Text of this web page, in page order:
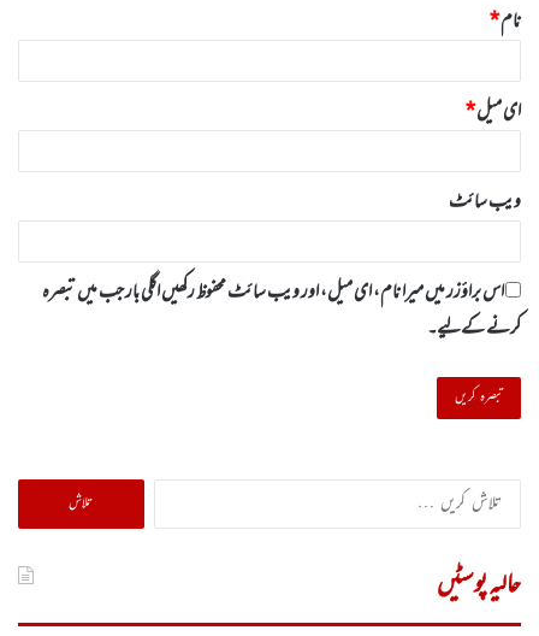
نام*
ای میل*
ویب‌ سائٹ
اس براؤزر میں میرا نام، ای میل، اور ویب سائٹ محفوظ رکھیں اگلی بار جب میں تبصرہ
کرنے کےلیے۔
تلاش
کریں
حالیہ پوسٹیں